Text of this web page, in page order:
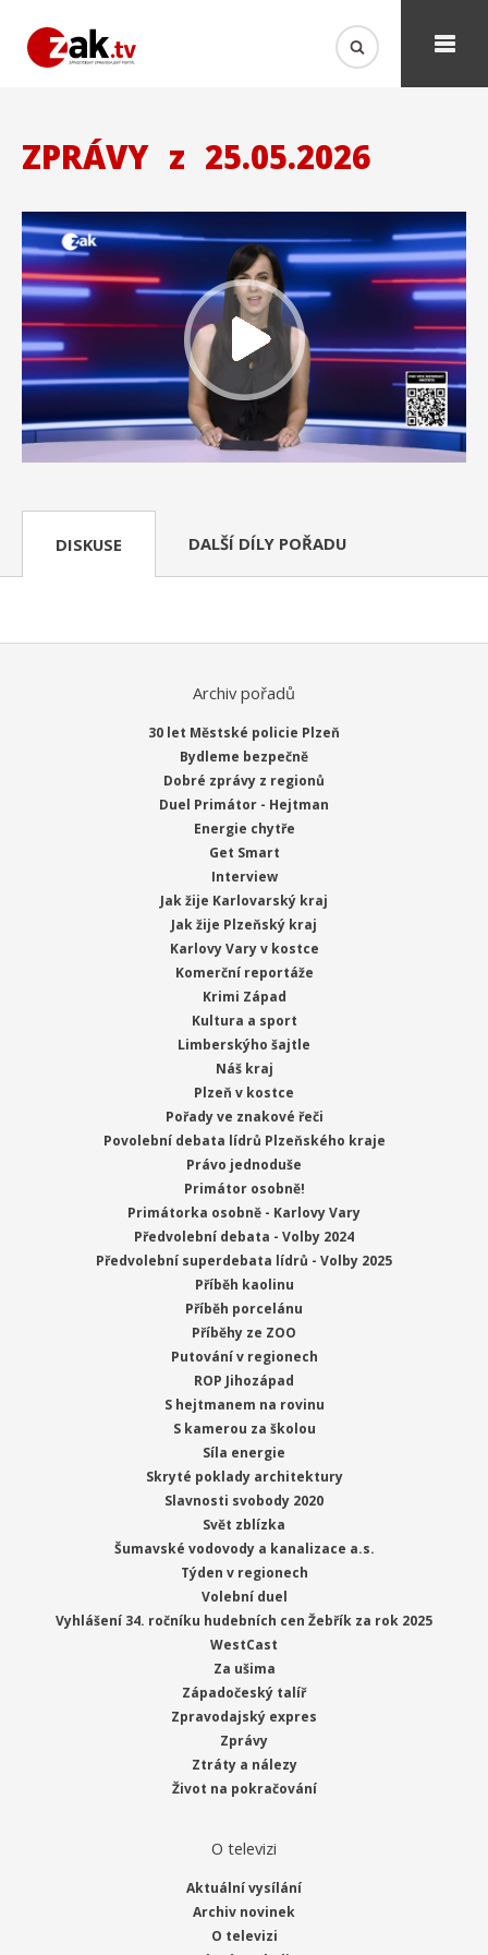
ZPRÁVY z 25.05.2026
DISKUSE DALŠÍ DÍLY POŘADU
Archiv pořadů
30 let Městské policie Plzeň
Bydleme bezpečně
Dobré zprávy z regionů
Duel Primátor - Hejtman
Energie chytře
Get Smart
Interview
Jak žije Karlovarský kraj
Jak žije Plzeňský kraj
Karlovy Vary v kostce
Komerční reportáže
Krimi Západ
Kultura a sport
Limberskýho šajtle
Náš kraj
Plzeň v kostce
Pořady ve znakové řeči
Povolební debata lídrů Plzeňského kraje
Právo jednoduše
Primátor osobně!
Primátorka osobně - Karlovy Vary
Předvolební debata - Volby 2024
Předvolební superdebata lídrů - Volby 2025
Příběh kaolinu
Příběh porcelánu
Příběhy ze ZOO
Putování v regionech
ROP Jihozápad
S hejtmanem na rovinu
S kamerou za školou
Síla energie
Skryté poklady architektury
Slavnosti svobody 2020
Svět zblízka
Šumavské vodovody a kanalizace a.s.
Týden v regionech
Volební duel
Vyhlášení 34. ročníku hudebních cen Žebřík za rok 2025
WestCast
Za ušima
Západočeský talíř
Zpravodajský expres
Zprávy
Ztráty a nálezy
Život na pokračování
O televizi
Aktuální vysílání
Archiv novinek
O televizi